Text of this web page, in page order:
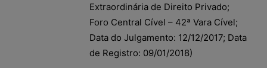
Extraordinária de Direito Privado;
Foro Central Cível – 42ª Vara Cível;
Data do Julgamento: 12/12/2017; Data
de Registro: 09/01/2018)